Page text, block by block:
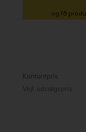
og få
Kontantpris
Vejl. udsalgspris